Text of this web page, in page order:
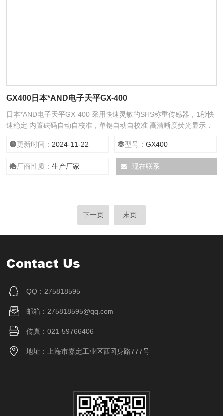
GX400日本*AND电子天平GX-400
日本*AND电子天平GX-400 采用快速灵敏的SHS称重传感器，1秒快
速稳定 内置砝码自动自校准，单键自动自校准 高清晰度荧光显示，
更新时间： 2024-11-22 型号：GX400
厂商性质：生产厂家 现在联系
下一页 末页
Contact Us
QQ：275818595
邮箱：275818595@qq.com
传真：021-59766406
地址：上海市嘉定工业区西冈身路777号